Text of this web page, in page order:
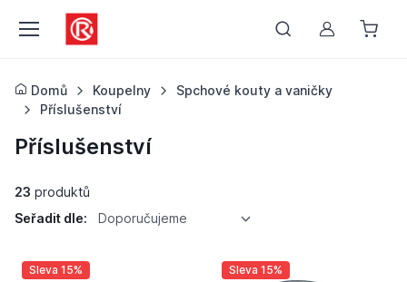
Můj účet
Domů Koupelny
Spchové kouty a vaničky
Příslušenství
Příslušenství
23 produktů
Seřadit dle:
Doporučujeme
Sleva 15% Sleva 15%